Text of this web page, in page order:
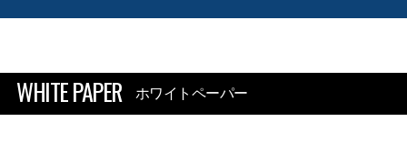
WHITE PAPER ホワイトペーパー